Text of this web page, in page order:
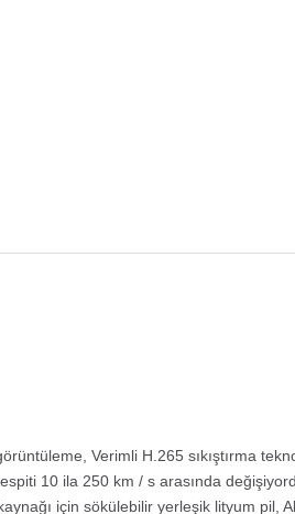
Verimli H.265 sıkıştırma
10 ila 250 km / s arasında
için sökülebilir yerleşik lityum pil,